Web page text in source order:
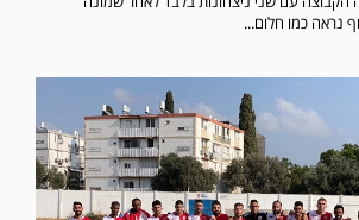
נראה כמו חלום...